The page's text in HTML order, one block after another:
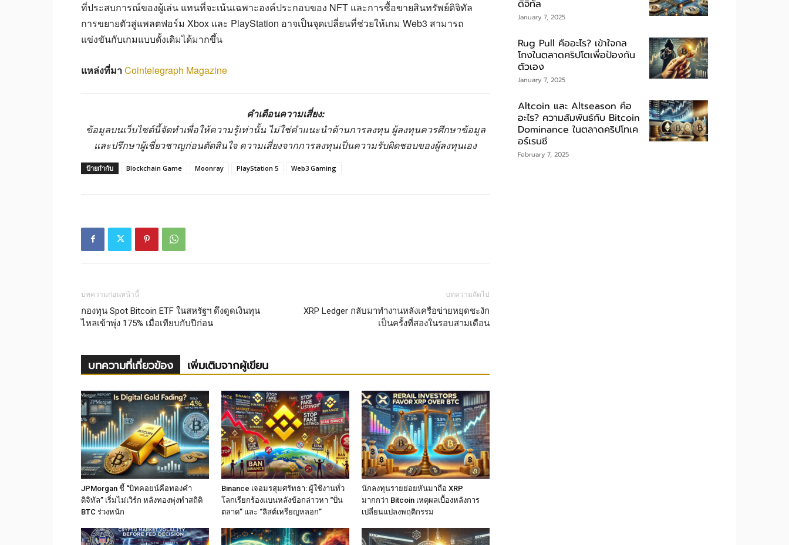
ที่ประสบการณ์ของผู้เล่น แทนที่จะเน้นเฉพาะองค์ประกอบของ NFT และการซื้อขายสินทรัพย์ดิจิทัล
การขยายตัวสู่แพลตฟอร์ม Xbox และ PlayStation อาจเป็นจุดเปลี่ยนที่ช่วยให้เกม Web3 สามารถ
แข่งขันกับเกมแบบดั้งเดิมได้มากขึ้น
แหล่งที่มาCointelegraph Magazine
คำเตือนความเสี่ยง:
ข้อมูลบนเว็บไซต์นี้จัดทำเพื่อให้ความรู้เท่านั้น ไม่ใช่คำแนะนำด้านการลงทุน ผู้ลงทุนควรศึกษาข้อมูล
และปรึกษาผู้เชี่ยวชาญก่อนตัดสินใจ ความเสี่ยงจากการลงทุนเป็นความรับผิดชอบของผู้ลงทุนเอง
ป้ายกำกับ Blockchain Game Moonray PlayStation 5 Web3 Gaming
บทความก่อนหน้านี้
กองทุน Spot Bitcoin ETF ในสหรัฐฯ ดึงดูดเงินทุน
ไหลเข้าพุ่ง 175% เมื่อเทียบกับปีก่อน
บทความถัดไป
XRP Ledger กลับมาทำงานหลังเครือข่ายหยุดชะงัก
เป็นครั้งที่สองในรอบสามเดือน
บทความที่เกี่ยวข้อง เพิ่มเติมจากผู้เขียน
JPMorgan ชี้ “บิทคอยน์คือทองคำ
ดิจิทัล” เริ่มไม่เวิร์ก หลังทองพุ่งทำสถิติ
BTC ร่วงหนัก
Binance เจอมรสุมศรัทธา: ผู้ใช้งานทั่ว
โลกเรียกร้องแบนหลังข้อกล่าวหา “ปั่น
ตลาด” และ “ลิสต์เหรียญหลอก”
นักลงทุนรายย่อยหันมาถือ XRP
มากกว่า Bitcoin เหตุผลเบื้องหลังการ
เปลี่ยนแปลงพฤติกรรม
ดิจิทัล
January 7, 2025
Rug Pull คืออะไร? เข้าใจกล
โกงในตลาดคริปโตเพื่อป้องกัน
ตัวเอง
January 7, 2025
Altcoin และ Altseason คือ
อะไร? ความสัมพันธ์กับ Bitcoin
Dominance ในตลาดคริปโทเค
อร์เรนซี
February 7, 2025